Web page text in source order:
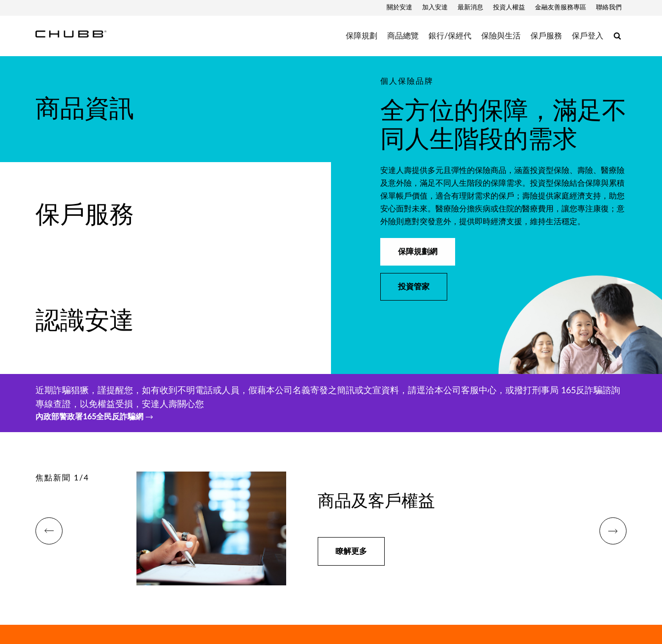
關於安達 加入安達 最新消息 投資人權益 金融友善服務專區 聯絡我們
保障規劃 商品總覽 銀行/保經代 保險與生活 保戶服務 保戶登入 Search
商品資訊
保戶服務
認識安達
個人保險品牌
全方位的保障，滿足不
同人生階段的需求
安達人壽提供多元且彈性的保險商品，涵蓋投資型保險、壽險、醫療險
及意外險，滿足不同人生階段的保障需求。投資型保險結合保障與累積
保單帳戶價值，適合有理財需求的保戶；壽險提供家庭經濟支持，助您
安心面對未來。醫療險分擔疾病或住院的醫療費用，讓您專注康復；意
外險則應對突發意外，提供即時經濟支援，維持生活穩定。
保障規劃網
投資管家
近期詐騙猖獗，謹提醒您，如有收到不明電話或人員，假藉本公司名義寄發之簡訊或文宣資料，請逕洽本公司客服中心，或撥打刑事局 165反詐騙諮詢
專線查證，以免權益受損，安達人壽關心您
內政部警政署165全民反詐騙網
焦點新聞 1 /4
商品及客戶權益
瞭解更多